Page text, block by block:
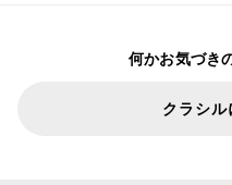
何かお気づき
クラシル